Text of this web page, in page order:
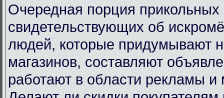
Очередная порция прикольных
свидетельствующих об
людей, которые придумывают
магазинов, составляют
работают в области рекламы и